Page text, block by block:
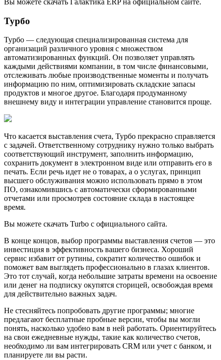
Вы можете скачать Галактика ERP на официальном сайте.
Турбо
Турбо — следующая специализированная система для
организаций различного уровня с множеством
автоматизированных функций. Он позволяет управлять
каждыми действиями компании, в том числе финансовыми,
отслеживать любые производственные моменты и получать
информацию по ним, оптимизировать складские запасы
продуктов и многое другое. Благодаря продуманному
внешнему виду и интеграции управление становится проще.
Что касается выставления счета, Турбо прекрасно справляется
с задачей. Ответственному сотруднику нужно только выбрать
соответствующий инструмент, заполнить информацию,
сохранить документ в электронном виде или отправить его в
печать. Если речь идет не о товарах, а о услугах, принцип
высшего обслуживания можно использовать прямо в этом
ПО, ознакомившись с автоматически сформированными
отчетами или просмотрев состояние склада в настоящее
время.
Вы можете скачать Turbo с официального сайта.
В конце концов, выбор программы выставления счетов — это
инвестиция в эффективность вашего бизнеса. Хороший
сервис избавит от рутины, сократит количество ошибок и
поможет вам выглядеть профессионально в глазах клиентов.
Это тот случай, когда небольшие затраты времени на освоение
или денег на подписку окупятся сторицей, освобождая время
для действительно важных задач.
Не стесняйтесь попробовать другие программы; многие
предлагают бесплатные пробные версии, чтобы вы могли
понять, насколько удобно вам в ней работать. Ориентируйтесь
на свои ежедневные нужды, такие как количество счетов,
необходимо ли вам интегрировать CRM или учет с банком, и
планируете ли вы расти.